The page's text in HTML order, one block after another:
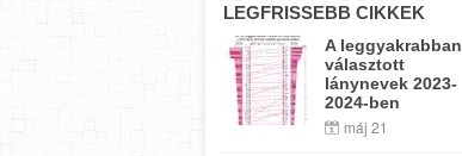
LEGFRISSEBB CIKKEK
A leggyakrabban
választott
lánynevek 2023-
2024-ben
máj 21